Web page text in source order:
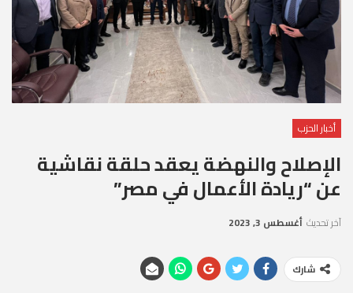
أخبار الحزب
الإصلاح والنهضة يعقد حلقة نقاشية
عن “ريادة الأعمال في مصر”
آخر تحديث أغسطس 3, 2023
شارك